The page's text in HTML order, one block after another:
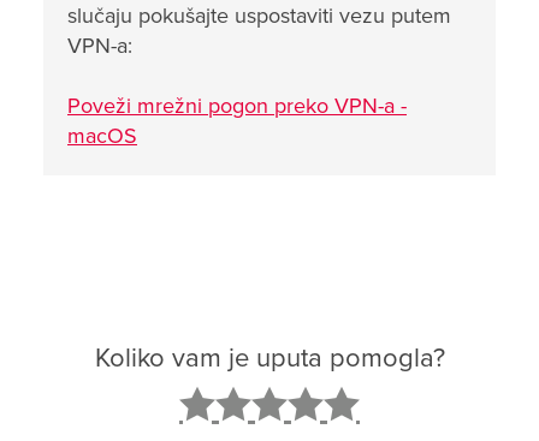
slučaju pokušajte uspostaviti vezu putem
VPN-a:
Poveži mrežni pogon preko VPN-a -
macOS
Koliko vam je uputa pomogla?